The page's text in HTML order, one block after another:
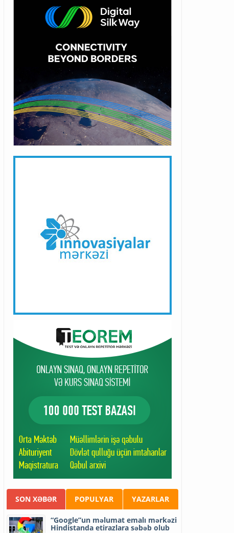
SON XƏBƏR POPULYAR YAZARLAR
“Google”un məlumat emalı mərkəzi
Hindistanda etirazlara səbəb olub